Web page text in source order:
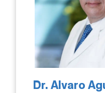
Dr. Alvaro